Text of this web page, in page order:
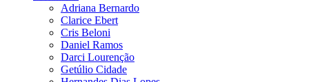
Adriana Bernardo
Clarice Ebert
Cris Beloni
Daniel Ramos
Darci Lourenção
Getúlio Cidade